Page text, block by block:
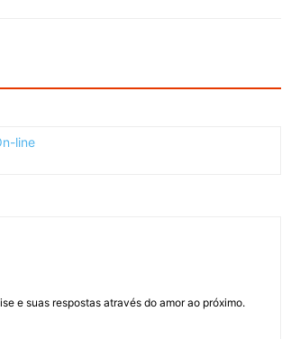
e suas respostas através do amor ao próximo.